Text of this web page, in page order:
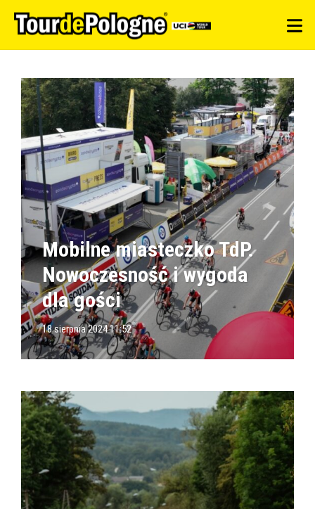
Mobilne miasteczko TdP.
Nowoczesność i wygoda
dla gości
18 sierpnia 2024 11:52